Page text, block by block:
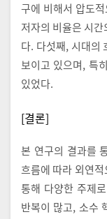
구에 비해서 압도
저자의 비율은 시
다. 다섯째, 시대의
보이고 있으며, 특
있었다.
[결론]
본 연구의 결과를
흐름에 따라 외연
통해 다양한 주제
반복이 많고, 소수